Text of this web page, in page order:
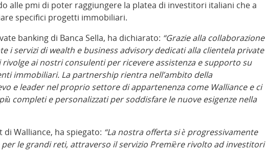
alle pmi di poter raggiungere la platea di investitori italiani che a
specifici progetti immobiliari.
banking di Banca Sella, ha dichiarato: “Grazie alla collaborazione
i servizi di wealth e business advisory dedicati alla clientela private
ai nostri consulenti per ricevere assistenza e supporto su
immobiliari. La partnership rientra nell’ambito della
e leader nel proprio settore di appartenenza come Walliance e ci
completi e personalizzati per soddisfare le nuove esigenze nella
Walliance, ha spiegato: “La nostra offerta si è progressivamente
le grandi reti, attraverso il servizio Première rivolto ad investitori